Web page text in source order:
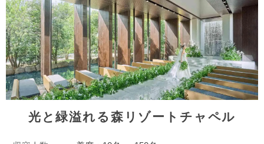
光と緑溢れる森リゾートチャペル